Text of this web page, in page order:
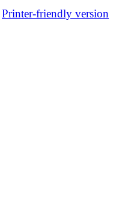
Printer-friendly version